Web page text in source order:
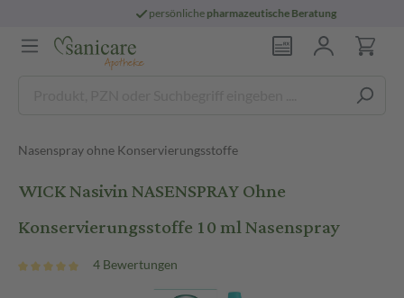
persönlichepharmazeutische Beratung
Nasenspray ohne Konservierungsstoffe
WICK Nasivin NASENSPRAY Ohne
Konservierungsstoffe 10 ml Nasenspray
4 Bewertungen